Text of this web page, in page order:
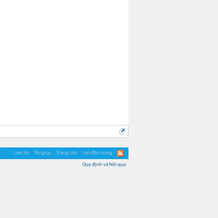
Liên hệ Trợ giúp Trang chủ Lên đầu trang
Quy định và Nội quy